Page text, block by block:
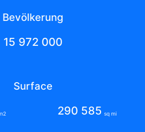
Bevölkerung
15 972 000
Surface
290 585 sq mi